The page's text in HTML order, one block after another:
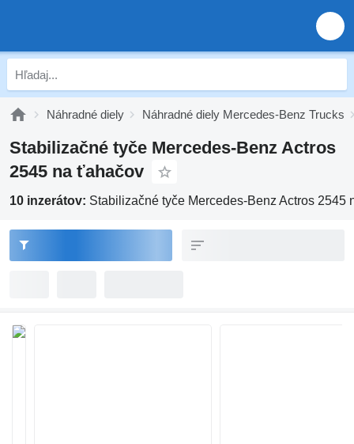
Náhradné diely Náhradné diely Mercedes-Benz Trucks
Stabilizačné tyče Mercedes-Benz Actros
2545 na ťahačov
10 inzerátov: Stabilizačné tyče Mercedes-Benz Actros 2545